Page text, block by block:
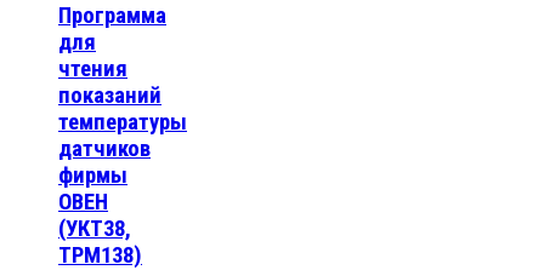
Программа
для
чтения
показаний
температуры
датчиков
фирмы
ОВЕН
(УКТ38,
ТРМ138)